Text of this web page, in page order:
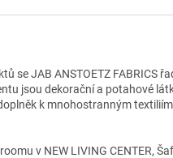
JAB ANSTOETZ FABRICS
jsou dekorační a potahové
k mnohostranným
v NEW LIVING CENTER,